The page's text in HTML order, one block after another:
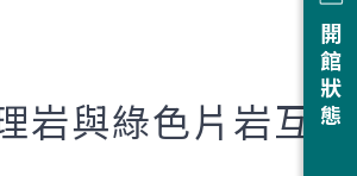
開館狀態
岩與綠色片岩互